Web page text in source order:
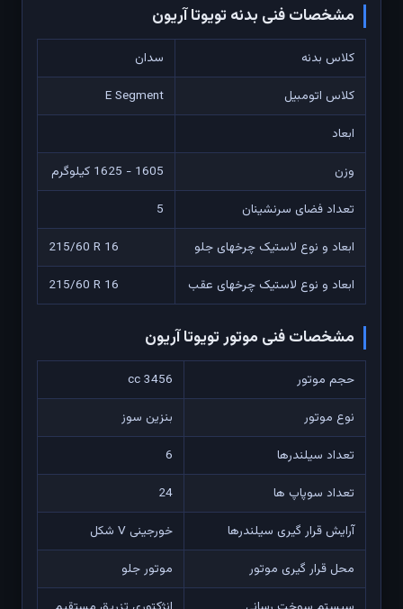
مشخصات فنی بدنه تویوتا آریون
کلاس بدنه
سدان
کلاس اتومبیل
E Segment
ابعاد
وزن
1605 - 1625 کیلوگرم
تعداد فضای سرنشینان
5
ابعاد و نوع لاستیک چرخهای جلو
215/60 R 16
ابعاد و نوع لاستیک چرخهای عقب
215/60 R 16
مشخصات فنی موتور تویوتا آریون
حجم موتور
3456 cc
نوع موتور
بنزین سوز
تعداد سیلندرها
6
تعداد سوپاپ ها
24
آرایش قرار گیری سیلندرها
خورجینی V شکل
محل قرار گیری موتور
موتور جلو